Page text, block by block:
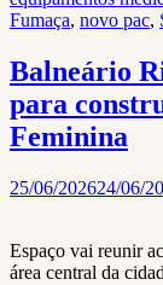
Fumaça, novo pac,
Balneário
para
Feminina
25/06/202624/06/
Espaço vai reunir
área central da